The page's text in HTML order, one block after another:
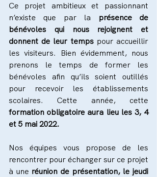
Ce projet ambitieux et passionnant
n’existe que par la présence de
bénévoles qui nous rejoignent et
donnent de leur temps pour accueillir
les visiteurs. Bien évidemment, nous
prenons le temps de former les
bénévoles afin qu’ils soient outillés
pour recevoir les établissements
scolaires. Cette année, cette
formation obligatoire aura lieu les 3, 4
et 5 mai 2022.
Nos équipes vous propose de les
rencontrer pour échanger sur ce projet
à une réunion de présentation, le jeudi